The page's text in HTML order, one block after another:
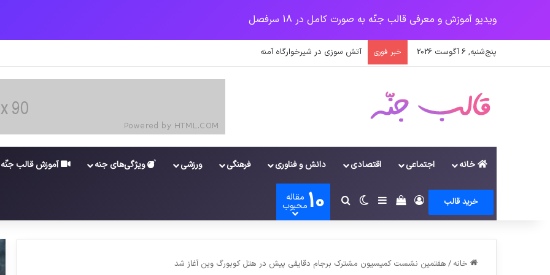
ویدیو آموزش و معرفی قالب جنّه به صورت کامل در 18 سرفصل
پنج‌شنبه, 6 آگوست 2026 خبر فوری پرداخت زودهنگام حقوق بازنشستگان و مستمری بگیران تامین اجتماعی
خانه اجتماعی اقتصادی دانش و فناوری فرهنگی ورزشی ویژگی‌های جنه آموزش قالب جنّه
خرید قالب وروددیدن سبد خرید
سایدبارتغییر پوسته
جستجو برای
10 مقاله
محبوب
خانه / هفتمين نشست کميسيون مشترک برجام دقايقي پيش در هتل کوبورگ وين آغاز شد